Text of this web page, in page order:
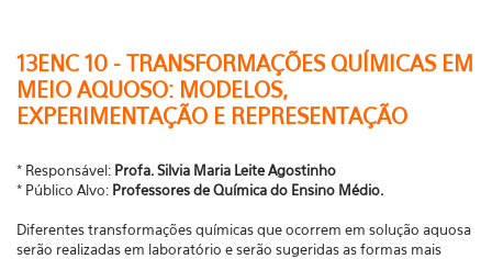
13ENC 10 - TRANSFORMAÇÕES QUÍMICAS EM
MEIO AQUOSO: MODELOS,
EXPERIMENTAÇÃO E REPRESENTAÇÃO
* Responsável: Profa. Silvia Maria Leite Agostinho
* Público Alvo: Professores de Química do Ensino Médio.
Diferentes transformações químicas que ocorrem em solução aquosa
serão realizadas em laboratório e serão sugeridas as formas mais